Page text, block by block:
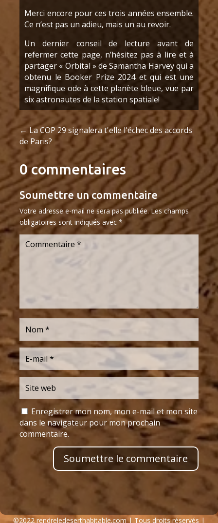
Merci encore pour ces trois années ensemble.
Ce n’est pas un adieu, mais un au revoir.
Un dernier conseil de lecture avant de
refermer cette page, n’hésitez pas à lire et à
partager « Orbital » de Samantha Harvey qui a
obtenu le Booker Prize 2024 et qui est une
magnifique ode à cette planète bleue, vue par
six astronautes de la station spatiale!
←La COP 29 signalera t'elle l'échec des accords
de Paris?
0 commentaires
Soumettre un commentaire
Votre adresse e-mail ne sera pas publiée. Les champs
obligatoires sont indiqués avec *
Enregistrer mon nom, mon e-mail et mon site
dans le navigateur pour mon prochain
commentaire.
Soumettre le commentaire
©2022rendreledeserthabitable.com | Tous droits réservés |